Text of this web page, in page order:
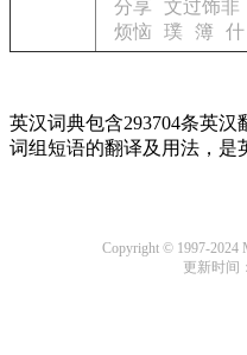
分享
文过饰非
烦恼 璞 簿 什
英汉词典包含293704条英
词组短语的翻译及用法，是
Copyright © 1997-2024
更新时间